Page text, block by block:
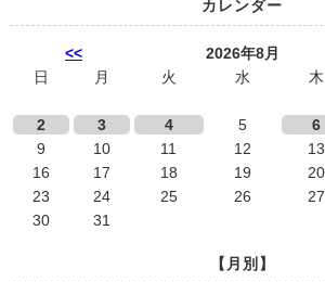
カレンダー
<<
2026年8月
日
月 火 水 木
2
3 4 5 6
9
10 11 12 13
16
17 18 19 20
23
24 25 26 27
30
31
【月別】